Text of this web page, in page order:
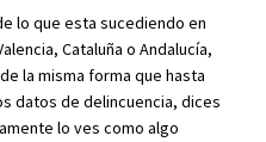
lo que esta sucediendo en
Cataluña o Andalucía,
la misma forma que hasta
datos de delincuencia, dices
lo ves como algo